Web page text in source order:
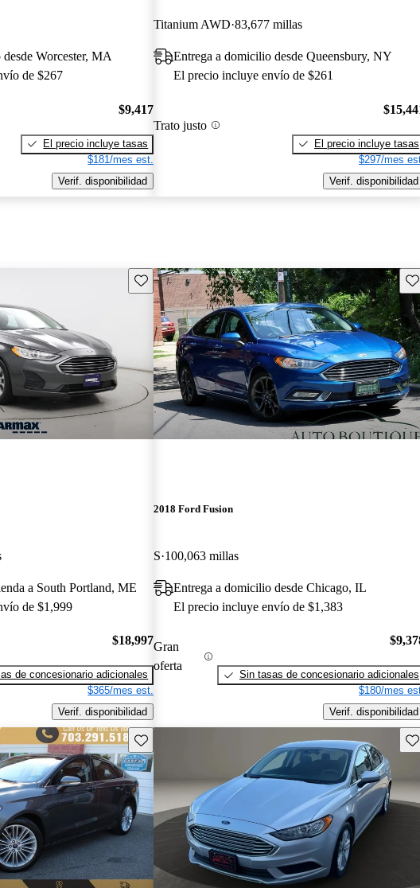
Worcester, MA
de $267
$9,417
El precio incluye tasas
$181/mes est.
Verif. disponibilidad
Titanium AWD 83,677 millas
Entrega a domicilio desde Queensbury, NY
El precio incluye envío de $261
Trato justo
El precio incluye tasas
$297/mes
Verif. disponibilidad
Guarda este Aviso
a South Portland, ME
de $1,999
$18,997
de concesionario adicionales
$365/mes est.
Verif. disponibilidad
2018 Ford Fusion
S 100,063 millas
Entrega a domicilio desde Chicago, IL
El precio incluye envío de $1,383
Gran
oferta
Sin tasas de concesionario adicionales
$180/mes
Verif. disponibilidad
Guarda este Aviso